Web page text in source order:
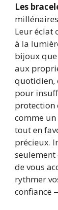
Les
Leur éclat
à la
bijoux
aux
quotidien,
pour
protection
comme un
tout en
précieux.
seulement
de vous
rythmer
confiance